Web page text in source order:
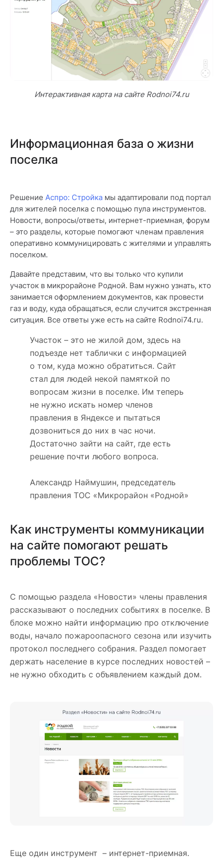
Интерактивная карта на сайте Rodnoi74.ru
Информационная база о жизни
поселка
Решение Аспро: Стройка мы адаптировали под портал
для жителей поселка с помощью пула инструментов.
Новости, вопросы/ответы, интернет-приемная, форум
– это разделы, которые помогают членам правления
оперативно коммуницировать с жителями и управлять
поселком.
Давайте представим, что вы только что купили
участок в микрорайоне Родной. Вам нужно узнать, кто
занимается оформлением документов, как провести
газ и воду, куда обращаться, если случится экстренная
ситуация. Все ответы уже есть на сайте Rodnoi74.ru.
Участок – это не жилой дом, здесь на
подъезде нет таблички с информацией
о том, куда можно обратиться. Сайт
стал для людей некой памяткой по
вопросам жизни в поселке. Им теперь
не нужно искать номер членов
правления в Яндексе и пытаться
дозвониться до них в час ночи.
Достаточно зайти на сайт, где есть
решение почти любого вопроса.
Александр Наймушин, председатель
правления ТОС «Микрорайон «Родной»
Как инструменты коммуникации
на сайте помогают решать
проблемы ТОС?
С помощью раздела «Новости» члены правления
рассказывают о последних событиях в поселке. В
блоке можно найти информацию про отключение
воды, начало пожароопасного сезона или изучить
протокол последнего собрания. Раздел помогает
держать население в курсе последних новостей –
не нужно обходить с объявлением каждый дом.
Еще один инструмент – интернет-приемная.